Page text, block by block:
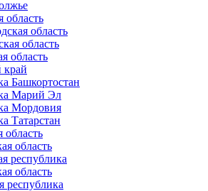
область
область
область
область
край
Башкортостан
Марий Эл
Мордовия
Татарстан
область
область
республика
область
республика